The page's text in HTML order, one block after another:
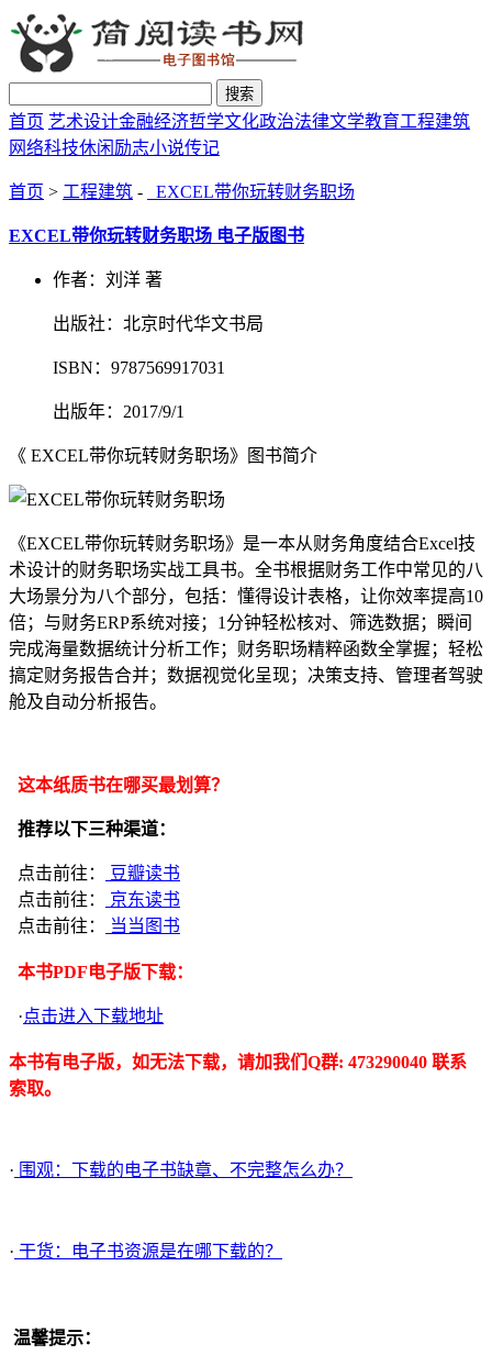
搜索
首页 艺术设计金融经济哲学文化政治法律文学教育工程建筑
网络科技休闲励志小说传记
首页 > 工程建筑 - EXCEL带你玩转财务职场
EXCEL带你玩转财务职场 电子版图书
作者：刘洋 著
出版社：北京时代华文书局
ISBN：9787569917031
出版年：2017/9/1
《 EXCEL带你玩转财务职场》图书简介
《EXCEL带你玩转财务职场》是一本从财务角度结合Excel技
术设计的财务职场实战工具书。全书根据财务工作中常见的八
大场景分为八个部分，包括：懂得设计表格，让你效率提高10
倍；与财务ERP系统对接；1分钟轻松核对、筛选数据；瞬间
完成海量数据统计分析工作；财务职场精粹函数全掌握；轻松
搞定财务报告合并；数据视觉化呈现；决策支持、管理者驾驶
舱及自动分析报告。
这本纸质书在哪买最划算？
推荐以下三种渠道：
点击前往：
豆瓣读书
点击前往：
京东读书
点击前往：
当当图书
本书PDF电子版下载：
·点击进入下载地址
本书有电子版，如无法下载，请加我们Q群: 473290040 联系
索取。
· 围观：下载的电子书缺章、不完整怎么办？
· 干货：电子书资源是在哪下载的？
温馨提示：